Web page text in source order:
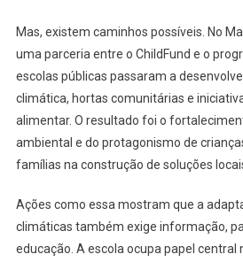
Mas, existem caminhos possíveis. No
uma parceria entre o ChildFund e o
escolas públicas passaram a
climática, hortas comunitárias e
alimentar. O resultado foi o
ambiental e do protagonismo de
famílias na construção de soluções
Ações como essa mostram que a
climáticas também exige informação,
educação. A escola ocupa papel central